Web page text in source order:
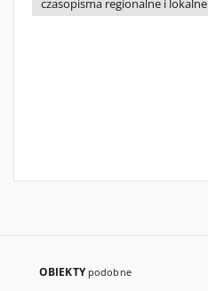
czasopisma regionalne i lokalne
OBIEKTY podobne